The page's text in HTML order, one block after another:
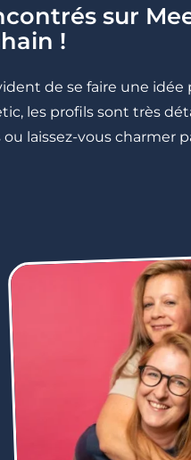
sur
!
de se faire une
les profils sont très
laissez-vous charmer